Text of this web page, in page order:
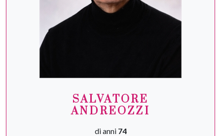
SALVATORE
ANDREOZZI
di anni 74